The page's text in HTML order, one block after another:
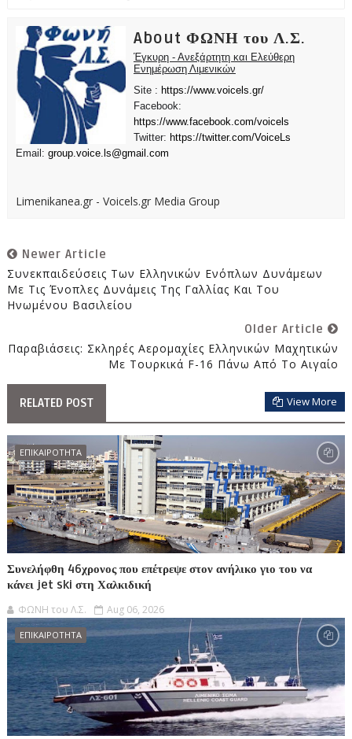
About ΦΩΝΗ του Λ.Σ.
Έγκυρη - Ανεξάρτητη και Ελεύθερη
Ενημέρωση Λιμενικών
Site : https://www.voicels.gr/
Facebook:
https://www.facebook.com/voicels
Twitter: https://twitter.com/VoiceLs
Email: group.voice.ls@gmail.com
Limenikanea.gr - Voicels.gr Media Group
Newer Article
Συνεκπαιδεύσεις Των Ελληνικών Ενόπλων Δυνάμεων
Με Τις Ένοπλες Δυνάμεις Της Γαλλίας Και Του
Ηνωμένου Βασιλείου
Older Article
Παραβιάσεις: Σκληρές Αερομαχίες Ελληνικών Μαχητικών
Με Τουρκικά F-16 Πάνω Από Το Αιγαίο
RELATED POST View More
ΕΠΙΚΑΙΡΟΤΗΤΑ
Συνελήφθη 46χρονος που επέτρεψε στον ανήλικο γιο του να
κάνει jet ski στη Χαλκιδική
ΦΩΝΗ του Λ.Σ. Aug 06, 2026
ΕΠΙΚΑΙΡΟΤΗΤΑ